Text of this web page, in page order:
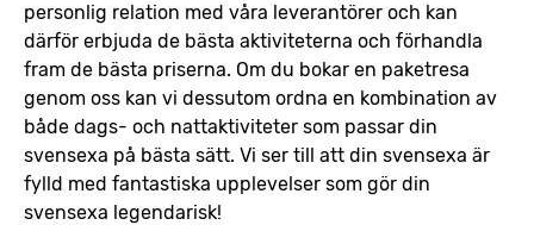
personlig relation med våra leverantörer och kan
därför erbjuda de bästa aktiviteterna och förhandla
fram de bästa priserna. Om du bokar en paketresa
genom oss kan vi dessutom ordna en kombination av
både dags- och nattaktiviteter som passar din
svensexa på bästa sätt. Vi ser till att din svensexa är
fylld med fantastiska upplevelser som gör din
svensexa legendarisk!